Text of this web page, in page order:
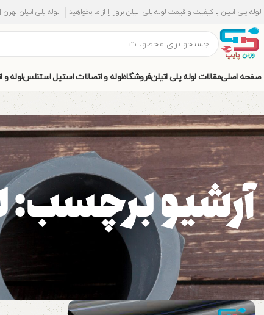
لوله پلی اتیلن با کیفیت و قیمت لوله پلی اتیلن بروز را از ما بخواهید لوله پلی اتیلن
صفحه اصلیمقالات لوله پلی اتیلنفروشگاهلوله و اتصالات استیل استنلسلوله و
آرشیو برچسب: